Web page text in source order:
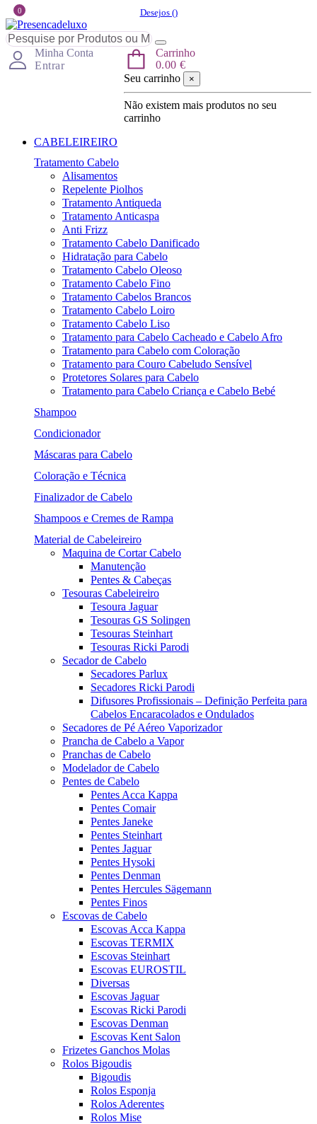
Desejos ()
Minha Conta
Entrar
Carrinho
0
0.00 €
Seu carrinho
×
Não existem mais produtos no seu
carrinho
CABELEIREIRO
Tratamento Cabelo
Alisamentos
Repelente Piolhos
Tratamento Antiqueda
Tratamento Anticaspa
Anti Frizz
Tratamento Cabelo Danificado
Hidratação para Cabelo
Tratamento Cabelo Oleoso
Tratamento Cabelo Fino
Tratamento Cabelos Brancos
Tratamento Cabelo Loiro
Tratamento Cabelo Liso
Tratamento para Cabelo Cacheado e Cabelo Afro
Tratamento para Cabelo com Coloração
Tratamento para Couro Cabeludo Sensível
Protetores Solares para Cabelo
Tratamento para Cabelo Criança e Cabelo Bebé
Shampoo
Condicionador
Máscaras para Cabelo
Coloração e Técnica
Finalizador de Cabelo
Shampoos e Cremes de Rampa
Material de Cabeleireiro
Maquina de Cortar Cabelo
Manutenção
Pentes & Cabeças
Tesouras Cabeleireiro
Tesoura Jaguar
Tesouras GS Solingen
Tesouras Steinhart
Tesouras Ricki Parodi
Secador de Cabelo
Secadores Parlux
Secadores Ricki Parodi
Difusores Profissionais – Definição Perfeita para
Cabelos Encaracolados e Ondulados
Secadores de Pé Aéreo Vaporizador
Prancha de Cabelo a Vapor
Pranchas de Cabelo
Modelador de Cabelo
Pentes de Cabelo
Pentes Acca Kappa
Pentes Comair
Pentes Janeke
Pentes Steinhart
Pentes Jaguar
Pentes Hysoki
Pentes Denman
Pentes Hercules Sägemann
Pentes Finos
Escovas de Cabelo
Escovas Acca Kappa
Escovas TERMIX
Escovas Steinhart
Escovas EUROSTIL
Diversas
Escovas Jaguar
Escovas Ricki Parodi
Escovas Denman
Escovas Kent Salon
Frizetes Ganchos Molas
Rolos Bigoudis
Bigoudis
Rolos Esponja
Rolos Aderentes
Rolos Mise